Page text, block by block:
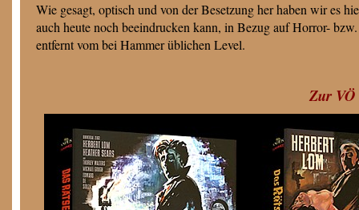
Wie gesagt, optisch und von der Besetzung her haben wir es
auch heute noch beeindrucken kann, in Bezug auf Horror-
entfernt vom bei Hammer üblichen Level.
Zur